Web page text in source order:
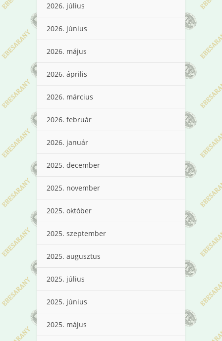
2026. július
2026. június
2026. május
2026. április
2026. március
2026. február
2026. január
2025. december
2025. november
2025. október
2025. szeptember
2025. augusztus
2025. július
2025. június
2025. május